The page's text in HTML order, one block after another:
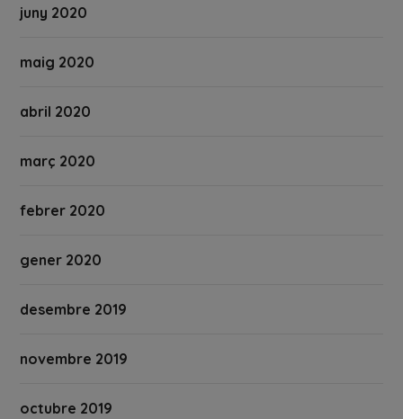
juny 2020
maig 2020
abril 2020
març 2020
febrer 2020
gener 2020
desembre 2019
novembre 2019
octubre 2019